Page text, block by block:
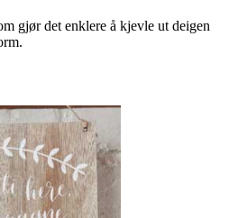
gjør det enklere å kjevle ut deigen